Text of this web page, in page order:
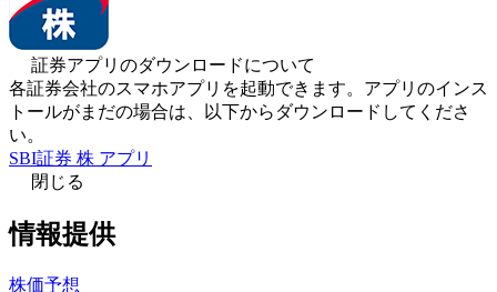
証券アプリのダウンロードについて
各証券会社のスマホアプリを起動できます。アプリのインス
トールがまだの場合は、以下からダウンロードしてくださ
い。
SBI証券 株 アプリ
閉じる
情報提供
株価予想